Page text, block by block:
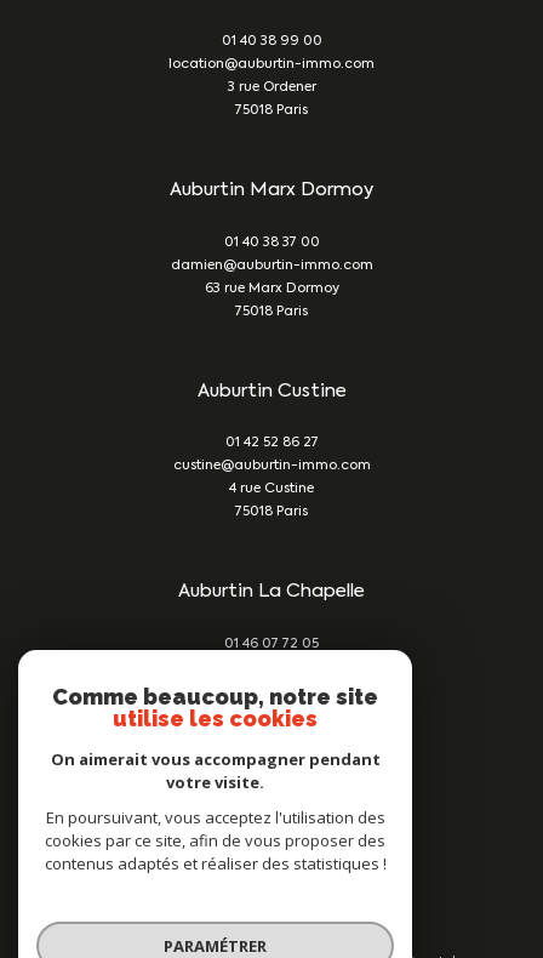
01 40 38 99 00
location@auburtin-immo.com
3 rue Ordener
75018
Paris
Auburtin Marx Dormoy
01 40 38 37 00
damien@auburtin-immo.com
63 rue Marx Dormoy
75018
Paris
Auburtin Custine
01 42 52 86 27
custine@auburtin-immo.com
4 rue Custine
75018
Paris
Auburtin La Chapelle
01 46 07 72 05
209 rue du Faubourg St Denis
75010 Paris
Nous suivre sur
Comme beaucoup, notre site
utilise les cookies
On aimerait vous accompagner pendant
votre visite.
En poursuivant, vous acceptez l'utilisation des
cookies par ce site, afin de vous proposer des
contenus adaptés et réaliser des statistiques !
PARAMÉTRER